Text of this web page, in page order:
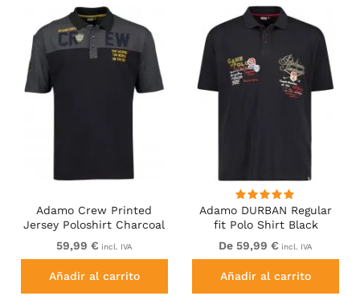
Adamo Crew Printed
Jersey Poloshirt Charcoal
59,99 € incl. IVA
Añadir al carrito
Adamo DURBAN Regular
fit Polo Shirt Black
De 59,99 € incl. IVA
Añadir al carrito